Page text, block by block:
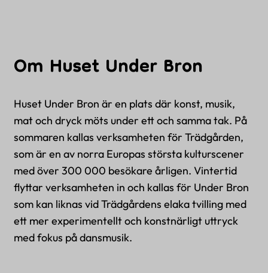
Om Huset Under Bron
Huset Under Bron är en plats där konst, musik,
mat och dryck möts under ett och samma tak. På
sommaren kallas verksamheten för Trädgården,
som är en av norra Europas största kulturscener
med över 300 000 besökare årligen. Vintertid
flyttar verksamheten in och kallas för Under Bron
som kan liknas vid Trädgårdens elaka tvilling med
ett mer experimentellt och konstnärligt uttryck
med fokus på dansmusik.